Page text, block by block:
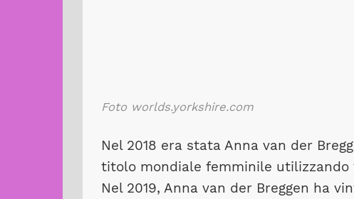
Foto worlds.yorkshire.com
Nel 2018 era stata Anna van der
titolo mondiale femminile utilizzando
Nel 2019, Anna van der Breggen ha